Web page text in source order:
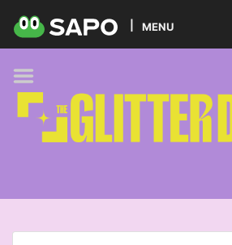
MENU
HOME
PODCAST
GLITTER BRANDS
KIDS